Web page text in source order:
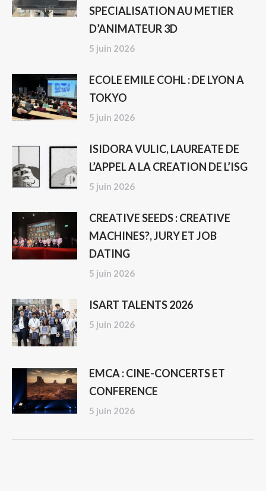
SPECIALISATION AU METIER
D’ANIMATEUR 3D
5 juin 2026
ECOLE EMILE COHL : DE LYON A
TOKYO
5 juin 2026
ISIDORA VULIC, LAUREATE DE
L’APPEL A LA CREATION DE L’ISG
5 juin 2026
CREATIVE SEEDS : CREATIVE
MACHINES?, JURY ET JOB
DATING
5 juin 2026
ISART TALENTS 2026
5 juin 2026
EMCA : CINE-CONCERTS ET
CONFERENCE
5 juin 2026